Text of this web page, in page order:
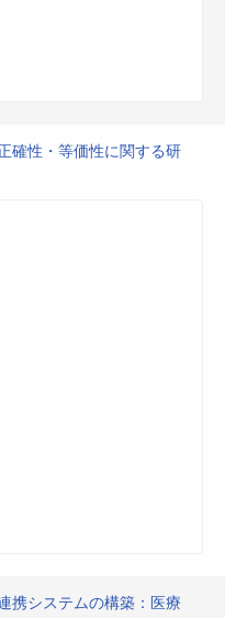
確性・等価性に関する研
携システムの構築：医療